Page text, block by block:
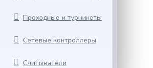
Проходные и турникеты
Сетевые контроллеры
Считыватели